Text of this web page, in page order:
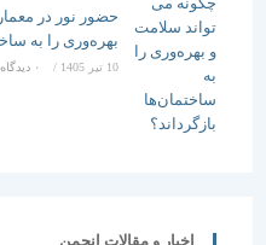
حضور نور در معماری
بهره‌وری را به ساختمان‌ها
/ ۰ دیدگاه
اخبار و مقالات انجمن